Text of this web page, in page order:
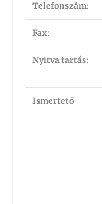
Telefonszám:
Fax:
Nyitva tartás:
Ismertető